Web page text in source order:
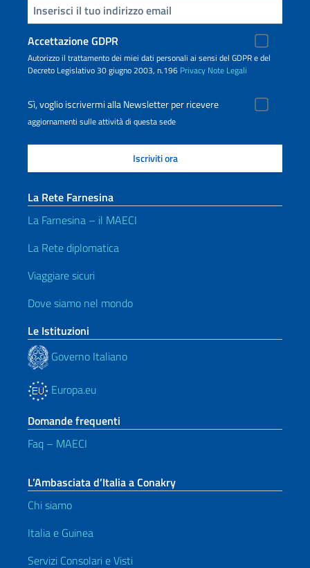
Inserisci la tua email
Accettazione GDPR
Autorizzo il trattamento dei miei dati personali ai sensi del GDPR e del
Decreto Legislativo 30 giugno 2003, n.196 Privacy Note Legali
Sì, voglio iscrivermi alla Newsletter per ricevere
aggiornamenti sulle attività di questa sede
La Rete Farnesina
La Farnesina – il MAECI
La Rete diplomatica
Viaggiare sicuri
Dove siamo nel mondo
Le Istituzioni
Governo Italiano
Europa.eu
Domande frequenti
Faq – MAECI
L’Ambasciata d’Italia a Conakry
Chi siamo
Italia e Guinea
Servizi Consolari e Visti